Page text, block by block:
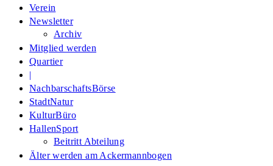
Verein
Newsletter
Archiv
Mitglied werden
Quartier
|
NachbarschaftsBörse
StadtNatur
KulturBüro
HallenSport
Beitritt Abteilung
Älter werden am Ackermannbogen